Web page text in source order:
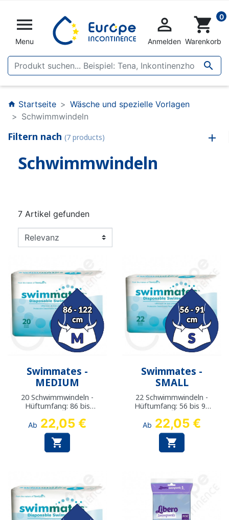

Menu


Anmelden
shopping_cart 0
Warenkorb
home Startseite
Wäsche und spezielle Vorlagen
Schwimmwindeln
Filtern nach (7 products)
Schwimmwindeln
7 Artikel gefunden
Swimmates -
MEDIUM
20 Schwimmwindeln -
Hüftumfang: 86 bis
Ab 22,05 €

Swimmates -
SMALL
22 Schwimmwindeln -
Hüftumfang: 56 bis 91
Ab 22,05 €
